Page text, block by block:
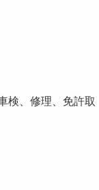
検、修理、免許取